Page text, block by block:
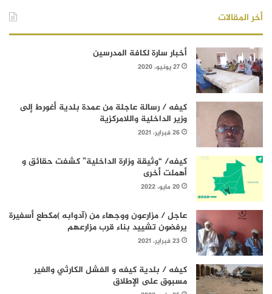
أخر المقالات
أخبار سارة لكافة المدرسين
27 يونيو، 2020
كيفه / رسالة عاجلة من عمدة بلدية أغورط إلى
وزير الداخلية واللامركزية
26 فبراير، 2021
كيفه/ “وثيقة وزارة الداخلية” كشفت حقائق و
أهملت أخرى
20 مايو، 2022
عاجل / مزارعون ووجهاء من (آدوابه )مكطع أسفيرة
يرفضون تشييد بناء قرب مزارعهم
23 فبراير، 2021
كيفه / بلدية كيفه و الفشل الكارثي والغير
مسبوق على الإطلاق